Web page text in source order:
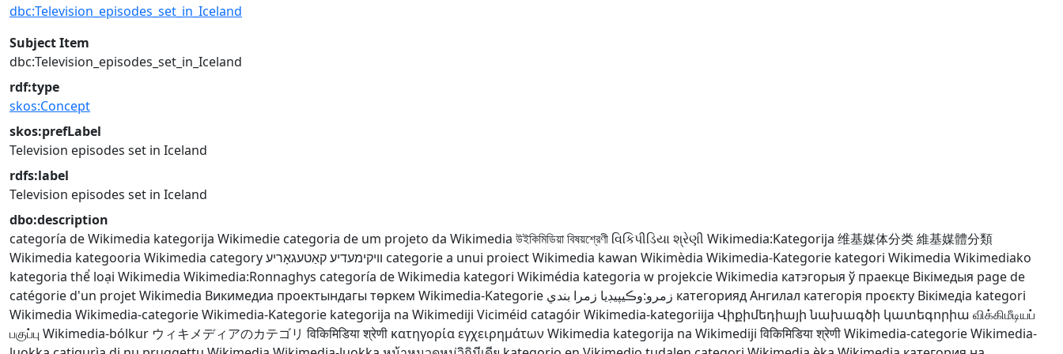
dbc:Television_episodes_set_in_Iceland
Subject Item
dbc:Television_episodes_set_in_Iceland
rdf:type
skos:Concept
skos:prefLabel
Television episodes set in Iceland
rdfs:label
Television episodes set in Iceland
dbo:description
categoría de Wikimedia kategorija Wikimedie categoria de um projeto da Wikimedia উইকিমিডিয়া বিষয়শ্রেণী વિકિપીડિયા શ્રેણી Wikimedia:Kategorija 维基媒体分类維基媒體分類
Wikimedia kategooria Wikimedia categoryוויקימעדיע קאַטעגאָריע categorie a unui proiect Wikimedia kawan Wikimèdia Wikimedia-Kategorie kategori Wikimedia Wikimediako
kategoria thể loại Wikimedia Wikimedia:Ronnaghys categoría de Wikimedia kategori Wikimédia kategoria w projekcie Wikimedia катэгорыя ў праекце Вікімедыя page de
catégorie d'un projet Wikimedia Викимедиа проектындагы төркем Wikimedia-Kategorie زمرو:وڪيپيڊيا زمرا بندي категорияд Ангилал категорія проєкту Вікімедіа kategori
Wikimedia Wikimedia-categorieWikimedia-Kategorie kategorija na Wikimediji Viciméid catagóirWikimedia-kategoriija Վիքիմեդիայի նախագծի կատեգորիա விக்கிமீடியப்
பகுப்பு Wikimedia-bólkur ウィキメディアのカテゴリ विकिमिडिया श्रेणी κατηγορία εγχειρημάτων Wikimedia kategorija na Wikimediji विकिमिडिया श्रेणीWikimedia-categorieWikimedia-